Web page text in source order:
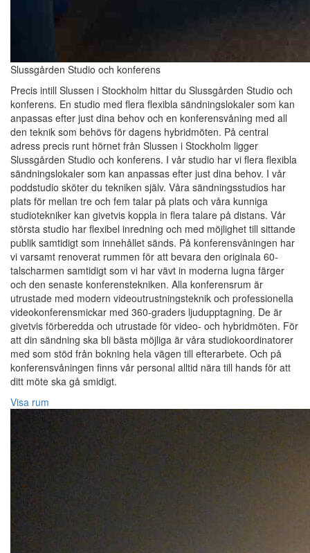
Slussgården Studio och konferens
Precis intill Slussen i Stockholm hittar du Slussgården Studio och
konferens. En studio med flera flexibla sändningslokaler som kan
anpassas efter just dina behov och en konferensvåning med all
den teknik som behövs för dagens hybridmöten. På central
adress precis runt hörnet från Slussen i Stockholm ligger
Slussgården Studio och konferens. I vår studio har vi flera flexibla
sändningslokaler som kan anpassas efter just dina behov. I vår
poddstudio sköter du tekniken själv. Våra sändningsstudios har
plats för mellan tre och fem talar på plats och våra kunniga
studiotekniker kan givetvis koppla in flera talare på distans. Vår
största studio har flexibel inredning och med möjlighet till sittande
publik samtidigt som innehållet sänds. På konferensvåningen har
vi varsamt renoverat rummen för att bevara den originala 60-
talscharmen samtidigt som vi har vävt in moderna lugna färger
och den senaste konferenstekniken. Alla konferensrum är
utrustade med modern videoutrustningsteknik och professionella
videokonferensmickar med 360-graders ljudupptagning. De är
givetvis förberedda och utrustade för video- och hybridmöten. För
att din sändning ska bli bästa möjliga är våra studiokoordinatorer
med som stöd från bokning hela vägen till efterarbete. Och på
konferensvåningen finns vår personal alltid nära till hands för att
ditt möte ska gå smidigt.
Visa rum